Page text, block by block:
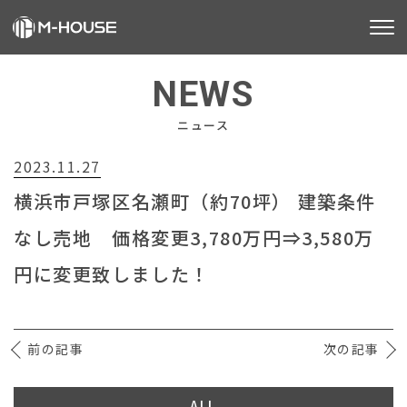
不動産事業
建築事業
会社情報
NEWS
ニュース
2023.11.27
横浜市戸塚区名瀬町（約70坪） 建築条件
なし売地 価格変更3,780万円⇒3,580万
円に変更致しました！
前の記事 次の記事